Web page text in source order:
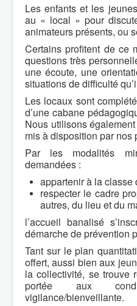
Les enfants et les
au « local » pour
animateurs présents, ou
Certains profitent de ce
questions très
une écoute, une
situations de difficulté
Les locaux sont
d’une cabane
Nous utilisons
mis à disposition par nos
Par les modalités
demandées :
appartenir à la classe
respecter le cadre
autres, du lieu et du
l’accueil banalisé
démarche de prévention
Tant sur le plan
offert, aussi bien aux
la collectivité, se trouve
portée aux
vigilance/bienveillante.